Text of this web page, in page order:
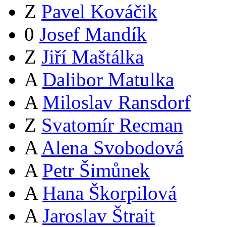
Z Pavel Kováčik
0 Josef Mandík
Z Jiří Maštálka
A Dalibor Matulka
A Miloslav Ransdorf
Z Svatomír Recman
A Alena Svobodová
A Petr Šimůnek
A Hana Škorpilová
A Jaroslav Štrait